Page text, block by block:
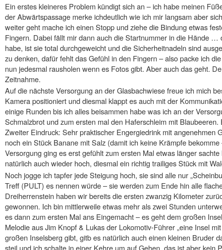
Ein erstes kleineres Problem kündigt sich an – ich habe meinen
der Abwärtspassage merke ichdeutlich wie ich mir langsam aber
weiter geht mache ich einen Stopp und ziehe die Bindung etwas
Fingern. Dabei fällt mir dann auch die Startnummer in die Hände …
habe, ist sie total durchgeweicht und die Sicherheitnadeln sind
zu denken, dafür fehlt das Gefühl in den Fingern – also packe ich
nun jedesmal rausholen wenn es Fotos gibt. Aber auch das geht.
Zeitnahme.
Auf die nächste Versorgung an der Glasbachwiese freue ich mich
Kamera positioniert und diesmal klappt es auch mit der
einige Runden bis ich alles beisammen habe was ich an der
Schmalzbrot und zum ersten mal den Haferschleim mit
Zweiter Eindruck: Sehr praktischer Engergiedrink mit angenehmen
noch ein Stück Banane mit Salz (damit ich keine Krämpfe
Versorgung ging es erst gefühlt zum ersten Mal etwas länger
natürlich auch wieder hoch, diesmal ein richtig trailiges Stück mit
Noch jogge ich tapfer jede Steigung hoch, sie sind alle nur
Treff (PULT) es nennen würde – sie werden zum Ende hin alle
Dreiherrenstein haben wir bereits die ersten zwanzig Kilometer
gewonnen. Ich bin mittlerweile etwas mehr als zwei Stunden
es dann zum ersten Mal ans Eingemacht – es geht dem großen
Melodie aus Jim Knopf & Lukas der Lokomotiv-Führer „eine Insel
großen Inselsberg gibt, gitb es natürlich auch einen kleinen Bruder